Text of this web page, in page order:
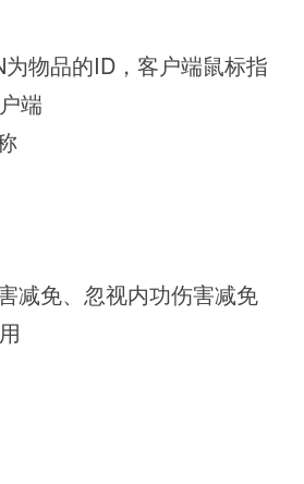
物品的ID，客户端鼠标指
端
减免、忽视内功伤害减免